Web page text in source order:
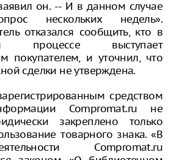
он. -- И в данном случае
нескольких недель».
отказался сообщить, кто в
процессе выступает
покупателем, и уточнил, что
сделки не утверждена.
средством
Compromat.ru не
закреплено только
товарного знака. «В
Compromat.ru